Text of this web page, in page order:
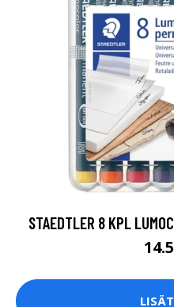
STAEDTLER 8 KPL